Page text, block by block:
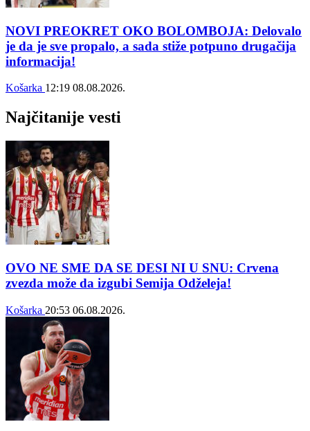
NOVI PREOKRET OKO BOLOMBOJA: Delovalo
je da je sve propalo, a sada stiže potpuno drugačija
informacija!
Košarka 12:19 08.08.2026.
Najčitanije vesti
OVO NE SME DA SE DESI NI U SNU: Crvena
zvezda može da izgubi Semija Odželeja!
Košarka 20:53 06.08.2026.